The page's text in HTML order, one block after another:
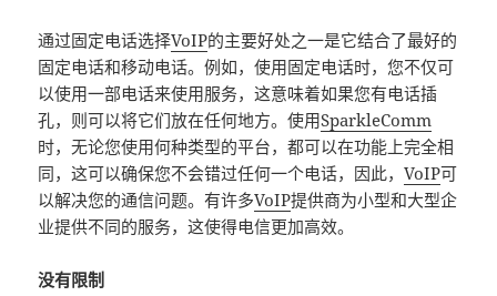
通过固定电话选择VoIP的主要好处之一是它结合了最好的
固定电话和移动电话。例如，使用固定电话时，您不仅可
以使用一部电话来使用服务，这意味着如果您有电话插
孔，则可以将它们放在任何地方。使用SparkleComm
时，无论您使用何种类型的平台，都可以在功能上完全相
同，这可以确保您不会错过任何一个电话，因此，VoIP可
以解决您的通信问题。有许多VoIP提供商为小型和大型企
业提供不同的服务，这使得电信更加高效。
没有限制